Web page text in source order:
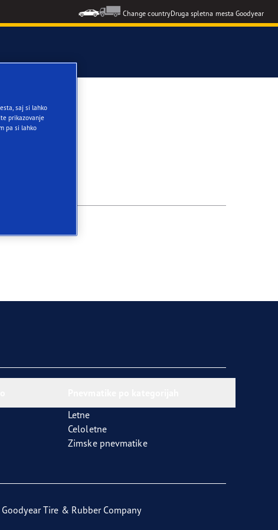
Change countryDruga spletna mesta Goodyear
F1 SuperSport
Letne
Celoletne
Zimske pnevmatike
Tire & Rubber Company
saj si lahko
prikazovanje
pa si lahko